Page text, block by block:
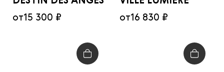
от15 300 ₽
от16 830 ₽